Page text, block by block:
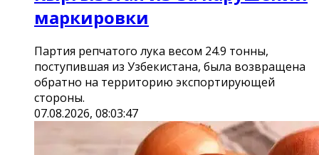
маркировки
Партия репчатого лука весом 24.9 тонны,
поступившая из Узбекистана, была возвращена
обратно на территорию экспортирующей
стороны.
07.08.2026, 08:03:47